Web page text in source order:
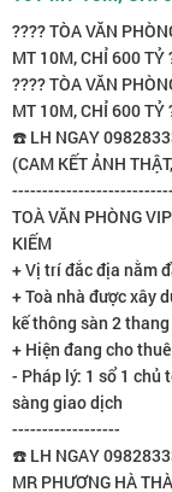
???? TÒA VĂN
MT 10M, CHỈ 600 TỶ
???? TÒA VĂN
MT 10M, CHỈ 600 TỶ
☎️ LH NGAY
(CAM KẾT ẢNH
TOÀ VĂN PHÒNG
KIẾM
+ Vị trí đắc địa nằm
+ Toà nhà được xây
kế thông sàn 2
+ Hiện đang cho
- Pháp lý: 1 sổ 1 chủ
sàng giao dịch
------------------
☎️ LH NGAY
MR PHƯƠNG HÀ